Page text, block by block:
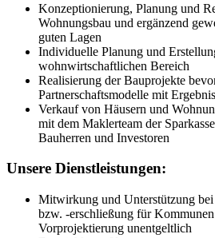
Konzeptionierung, Planung und
Wohnungsbau und ergänzend
guten Lagen
Individuelle Planung und
wohnwirtschaftlichen Bereich
Realisierung der Bauprojekte
Partnerschaftsmodelle mit
Verkauf von Häusern und
mit dem Maklerteam der
Bauherren und Investoren
Unsere Dienstleistungen:
Mitwirkung und Unterstützung
bzw. -erschließung für
Vorprojektierung unentgeltlich